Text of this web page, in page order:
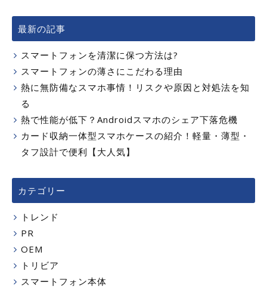
最新の記事
スマートフォンを清潔に保つ方法は?
スマートフォンの薄さにこだわる理由
熱に無防備なスマホ事情！リスクや原因と対処法を知
る
熱で性能が低下？Androidスマホのシェア下落危機
カード収納一体型スマホケースの紹介！軽量・薄型・
タフ設計で便利【大人気】
カテゴリー
トレンド
PR
OEM
トリビア
スマートフォン本体